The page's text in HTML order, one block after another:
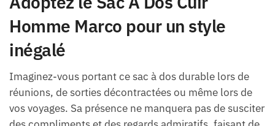
Homme Marco pour un style
inégalé
Imaginez-vous portant ce sac à dos durable lors de
réunions, de sorties décontractées ou même lors de
vos voyages. Sa présence ne manquera pas de susciter